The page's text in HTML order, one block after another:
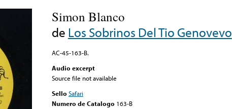
Simon Blanco
de Los Sobrinos Del Tio Genovevo
AC-45-163-B.
Audio excerpt
Source file not available
Sello Safari
Numero de Catalogo 163-B